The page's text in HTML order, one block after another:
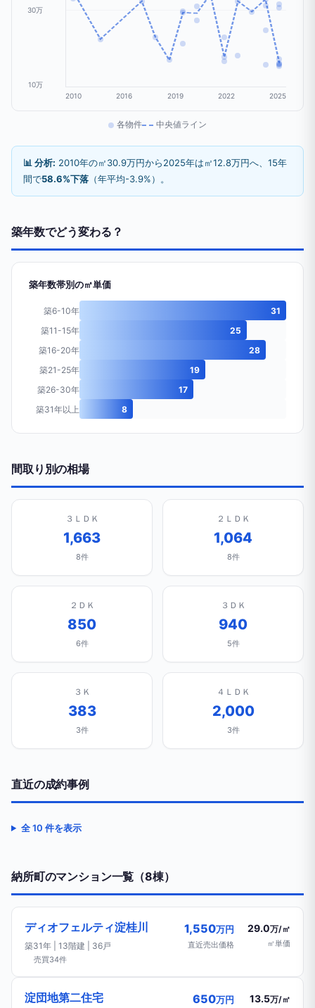
30万
10万
2010
2016 2019 2022 2025
各物件 中央値ライン
📊 分析: 2010年の㎡30.9万円から2025年は㎡12.8万円へ、15年
間で58.6%下落 （年平均-3.9%）。
築年数でどう変わる？
築年数帯別の㎡単価
築6-10年
31
築11-15年
25
築16-20年
28
築21-25年
19
築26-30年
17
築31年以上
8
間取り別の相場
３ＬＤＫ
1,663
8件
２ＬＤＫ
1,064
8件
２ＤＫ
850
6件
３ＤＫ
940
5件
３Ｋ
383
3件
４ＬＤＫ
2,000
3件
直近の成約事例
全 10 件を表示
納所町のマンション一覧（8棟）
ディオフェルティ淀桂川
築31年 | 13階建 | 36戸
1,550万円
直近売出価格
29.0万/㎡
㎡単価
売買34件
淀団地第二住宅 650万円 13.5万/㎡